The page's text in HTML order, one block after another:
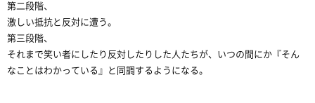
第二段階、
激しい抵抗と反対に遭う。
第三段階、
それまで笑い者にしたり反対したりした人たちが、いつの間にか『そん
なことはわかっている』と同調するようになる。